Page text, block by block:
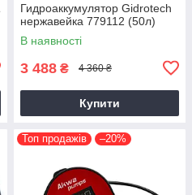
Гидроаккумулятор Gidrotech
нержавейка 779112 (50л)
В наявності
3 488 ₴ 4 360 ₴
Купити
Топ продажів –20%